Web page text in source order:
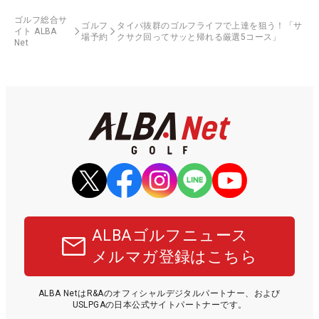
ゴルフ総合サ
イト ALBA
Net
ゴルフ
場予約
タイパ抜群のゴルフライフで上達を狙う！「サ
クサク回ってサッと帰れる厳選5コース」
ALBAゴルフニュース
メルマガ登録はこちら
ALBA NetはR&Aのオフィシャルデジタルパートナー、および
USLPGAの日本公式サイトパートナーです。